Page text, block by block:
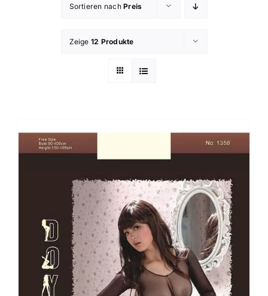
Sortieren nachPreis
Zeige 12 Produkte